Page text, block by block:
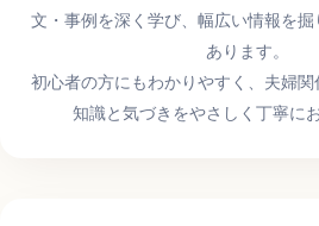
文・事例を深く学び、幅広い情報を
あります。
初心者の方にもわかりやすく、夫婦
知識と気づきをやさしく丁寧に